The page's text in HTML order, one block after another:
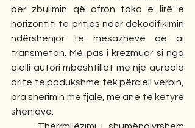
për zbulimin që ofron toka e lirë e
horizontiti të pritjes ndër dekodifikimin
ndërshenjor të mesazheve që ai
transmeton. Më pas i krezmuar si nga
qielli autori mbështillet me një aureolë
drite të padukshme tek përcjell verbin,
pra shërimin më fjalë, me anë të këtyre
shenjave.